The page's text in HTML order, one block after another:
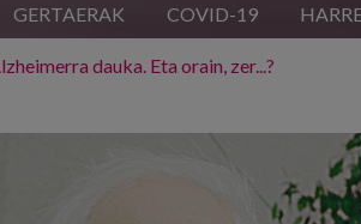
GERTAERAK COVID-19
dauka. Eta orain, zer...?